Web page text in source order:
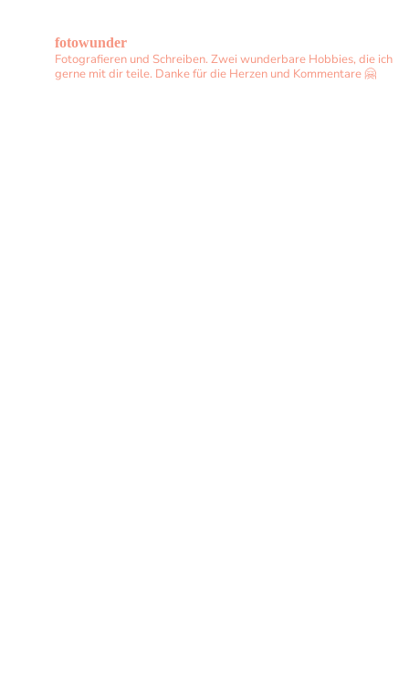
fotowunder
Fotografieren und Schreiben. Zwei wunderbare Hobbies, die ich
gerne mit dir teile. Danke für die Herzen und Kommentare 🤗